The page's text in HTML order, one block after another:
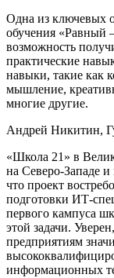
Одна из ключевых
обучения «Равный
возможность
практические
навыки, такие как
мышление,
многие другие.
Андрей Никитин,
«Школа 21» в
на Северо-Западе
что проект
подготовки ИТ-
первого кампуса
этой задачи.
предприятиям
информационных